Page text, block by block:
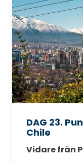
DAG 23.
Chile
Vidare från